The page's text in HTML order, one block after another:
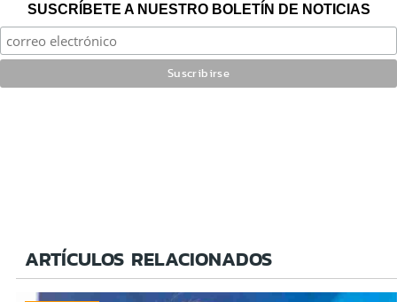
SUSCRÍBETE A NUESTRO BOLETÍN DE NOTICIAS
ARTÍCULOS RELACIONADOS